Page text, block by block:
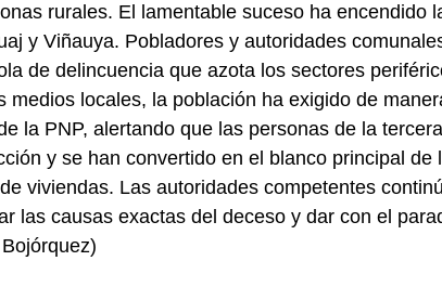
rurales. El lamentable suceso ha encendido
y Viñauya. Pobladores y autoridades
de delincuencia que azota los sectores
medios locales, la población ha exigido de
la PNP, alertando que las personas de la
y se han convertido en el blanco principal de
viviendas. Las autoridades competentes
las causas exactas del deceso y dar con el